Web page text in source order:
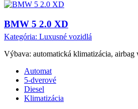
BMW 5 2.0 XD
Kategória: Luxusné vozidlá
Výbava: automatická klimatizácia, airbag
Automat
5-dverové
Diesel
Klimatizácia